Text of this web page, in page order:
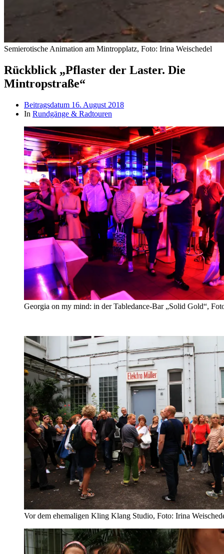
Semierotische Animation am Mintropplatz, Foto: Irina Weischedel
Rückblick „Pflaster der Laster. Die
Mintropstraße“
Beitragsdatum 16. August 2018
In Rundgänge & Radtouren
Georgia on my mind: in der Tabledance-Bar „Solid Gold“,
Vor dem ehemaligen Kling Klang Studio, Foto: Irina